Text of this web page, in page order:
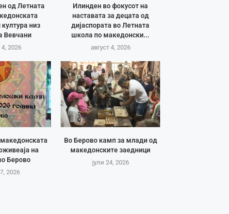
од Летната
култура низ
Вевчани
4, 2026
Илинден во фокусот на
наставата за децата од
дијаспората во Летната
школа по македонски...
август 4, 2026
на
Берово
2026
Во Берово камп за млади од
македонските заедници
јули 24, 2026